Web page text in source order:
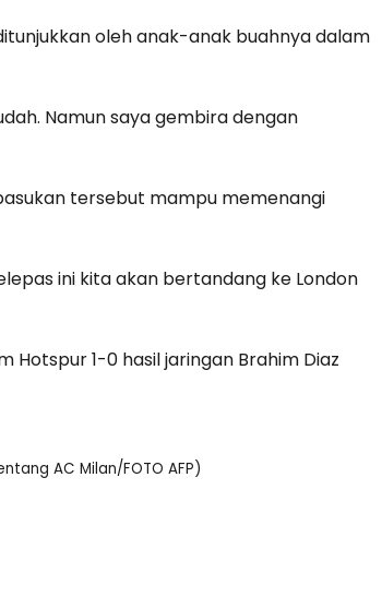
oleh anak-anak buahnya dalam
Namun saya gembira dengan
tersebut mampu memenangi
ini kita akan bertandang ke London
Hotspur 1-0 hasil jaringan Brahim Diaz
AC Milan/FOTO AFP)